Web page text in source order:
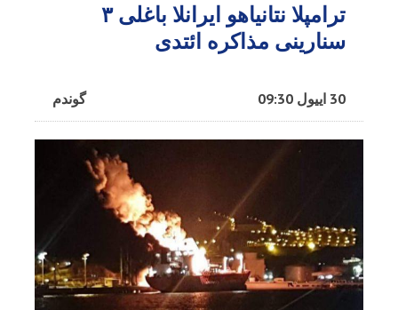
ترامپلا نتانیاهو ایرانلا باغلی ۳
سنارینی مذاکره ائتدی
گوندم 30 اییول 09:30